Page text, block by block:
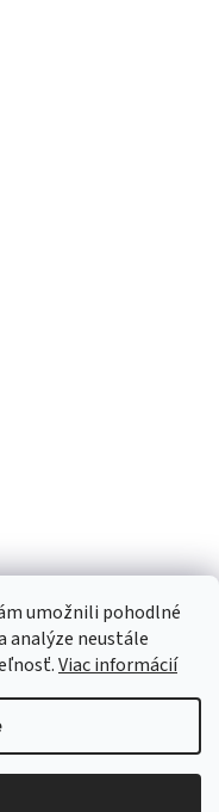
umožnili pohodlné
analýze neustále
Viac informácií
. Všetky práva vyhradené.